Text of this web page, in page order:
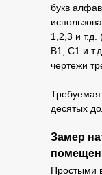
букв
1,2,3 и т.д.
B1, C1 и
чертежи
Требуемая
десятых
Замер
Простыми